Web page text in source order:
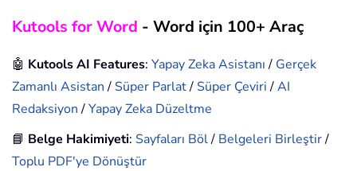
Kutools for Word - Word için 100+ Araç
🤖 Kutools AI Features: Yapay Zeka Asistanı/ Gerçek
Zamanlı Asistan/ Süper Parlat/ Süper Çeviri/AI
Redaksiyon/Yapay Zeka Düzeltme
📘 Belge Hakimiyeti: Sayfaları Böl/ Belgeleri Birleştir/
Toplu PDF'ye Dönüştür